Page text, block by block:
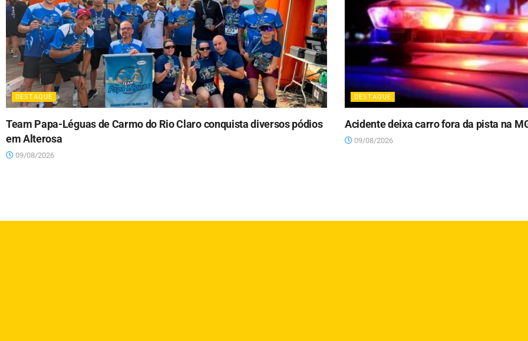
DESTAQUE
Team Papa-Léguas de Carmo do Rio Claro conquista diversos pódios
em Alterosa
09/08/2026
DESTAQUE
Acidente deixa carro fora da pista na
09/08/2026